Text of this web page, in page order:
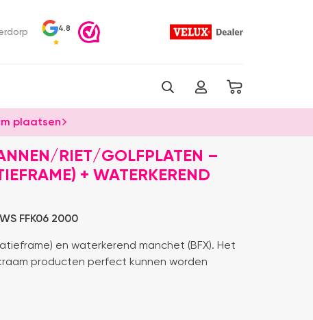
4.8
plaatsen
RIET/GOLFPLATEN –
+ WATERKEREND
FFK06 2000
en waterkerend manchet (BFX). Het
producten perfect kunnen worden